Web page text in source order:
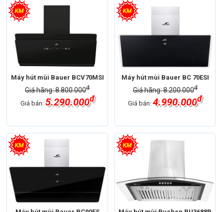
Máy hút mùi Bauer BCV70MSI
Giá hãng: 8.800.000đ
Giá bán: 5.290.000đ
Máy hút mùi Bauer BC 70ESI
Giá hãng: 8.200.000đ
Giá bán:4.990.000đ